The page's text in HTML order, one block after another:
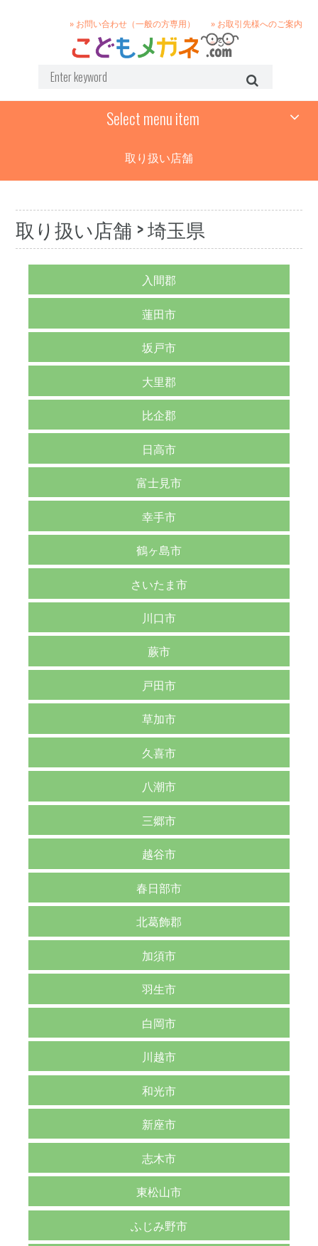
» お問い合わせ（一般の方専用） » お取引先様へのご案内
Select menu item
取り扱い店舗
取り扱い店舗 > 埼玉県
入間郡
蓮田市
坂戸市
大里郡
比企郡
日高市
富士見市
幸手市
鶴ヶ島市
さいたま市
川口市
蕨市
戸田市
草加市
久喜市
八潮市
三郷市
越谷市
春日部市
北葛飾郡
加須市
羽生市
白岡市
川越市
和光市
新座市
志木市
東松山市
ふじみ野市